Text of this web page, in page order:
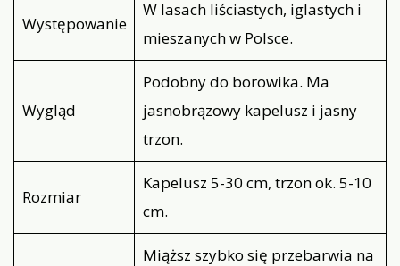
Występowanie
W lasach liściastych, iglastych i
mieszanych w Polsce.
Wygląd
Podobny do borowika. Ma
jasnobrązowy kapelusz i jasny
trzon.
Rozmiar
Kapelusz 5-30 cm, trzon ok. 5-10
cm.
Miąższ szybko się przebarwia na